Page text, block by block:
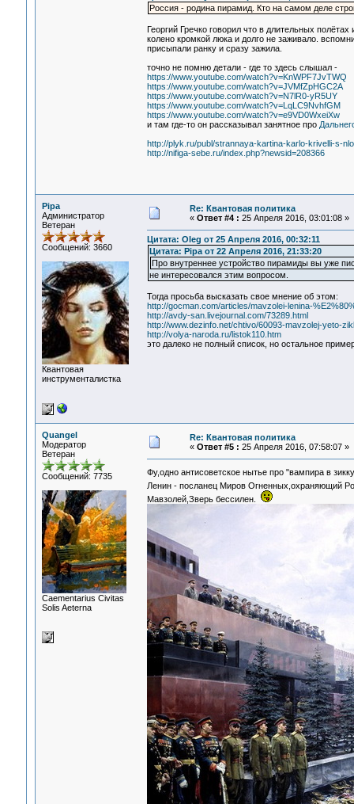
Россия - родина пирамид. Кто на самом деле
Георгий Гречко говорил что в длительных
колено кромкой люка и долго не заживало.
присыпали ранку и сразу зажила.
точно не помню детали - где то здесь слышал -
https://www.youtube.com/watch?v=KnWPF7JvTWQ
https://www.youtube.com/watch?v=JVMfZpHGC2A
https://www.youtube.com/watch?v=N7lR0-yR5UY
https://www.youtube.com/watch?v=LqLC9NvhfGM
https://www.youtube.com/watch?v=e9VD0WxeiXw
и там где-то он рассказывал занятное про
http://plyk.ru/publ/strannaya-kartina-karlo-krivelli-s-
http://nifiga-sebe.ru/index.php?newsid=208366
Pipa
Администратор
Ветеран
Сообщений: 3660
Квантовая
инструменталистка
Re: Квантовая политика
« Ответ #4 : 25 Апреля 2016, 03:01:08 »
Цитата: Oleg от 25 Апреля 2016, 00:32:11
Цитата: Pipa от 22 Апреля 2016, 21:33:20
Про внутреннее устройство пирамиды вы уже
не интересовался этим вопросом.
Тогда просьба высказать свое мнение об этом:
http://gocman.com/articles/mavzolei-lenina-
http://avdy-san.livejournal.com/73289.html
http://www.dezinfo.net/chtivo/60093-mavzolej-yeto-
http://volya-naroda.ru/listok110.htm
это далеко не полный список, но остальное
Quangel
Модератор
Ветеран
Сообщений: 7735
Сaementarius Civitas
Solis Aeterna
Re: Квантовая политика
« Ответ #5 : 25 Апреля 2016, 07:58:07 »
Фу,одно антисоветское нытье про "вампира в
Ленин - посланец Миров Огненных,охраняющий
Мавзолей,Зверь бессилен.